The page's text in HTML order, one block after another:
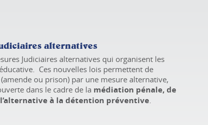
alternatives
Judiciaires alternatives qui organisent les
Ces nouvelles lois permettent de
ou prison) par une mesure alternative,
dans le cadre de la médiation pénale, de
à la détention préventive.